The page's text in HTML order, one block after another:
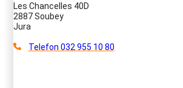
Les Chancelles 40D
2887 Soubey
Jura
Telefon 032 955 10 80